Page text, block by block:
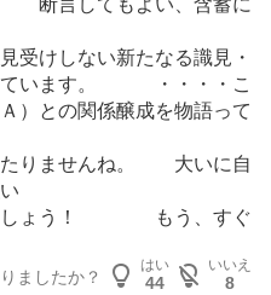
言してもよい、含蓄に
けしない新たなる識見・
ています。 ・・・・こ
）との関係醸成を物語って
りませんね。 大いに自
しょう！ もう、すぐ
ましたか？
はい
44
いいえ
8